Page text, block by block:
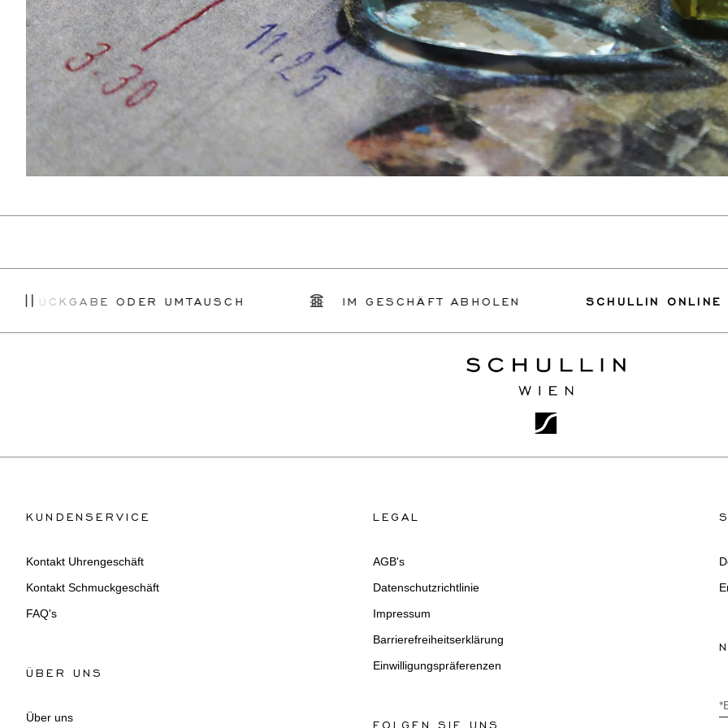
ODER UMTAUSCH IM GESCHÄFT ABHOLEN SCHULLIN ONLINE
KUNDENSERVICE
Kontakt Uhrengeschäft
Kontakt Schmuckgeschäft
FAQ's
ÜBER UNS
Über uns
LEGAL
AGB's
Datenschutzrichtlinie
Impressum
Barrierefreiheitserklärung
Einwilligungspräferenzen
FOLGEN SIE UNS